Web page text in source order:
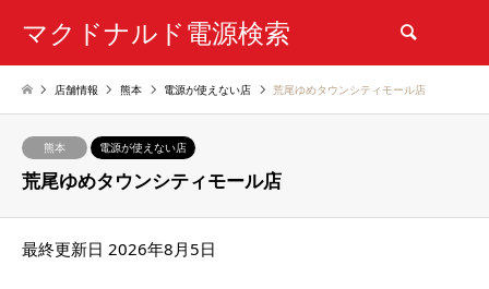
マクドナルド電源検索
店舗情報 熊本 電源が使えない店 荒尾ゆめタウンシティモール店
熊本 電源が使えない店
荒尾ゆめタウンシティモール店
最終更新日 2026年8月5日